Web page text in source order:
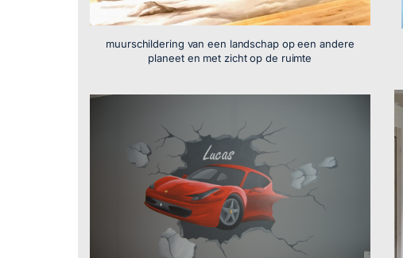
muurschildering van een landschap op een andere
planeet en met zicht op de ruimte